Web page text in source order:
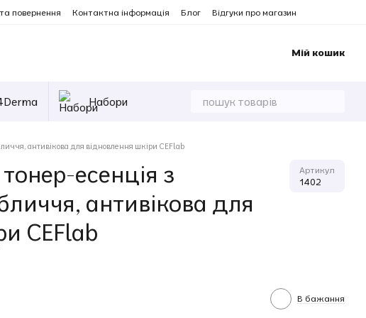
повернення Контактна інформація Блог Відгуки про магазин
Мій кошик
Набори
антивікова для відновлення шкіри CEFlab
есенція з
антивікова для
CEFlab
Артикул
1402
В бажання